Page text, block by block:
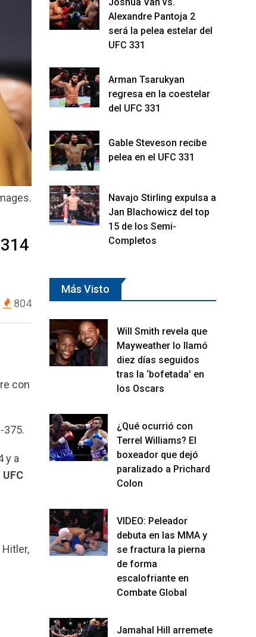
804
con
375.
y a
UFC
Alexandre Pantoja 2
será la pelea estelar del
UFC 331
Arman Tsarukyan
regresa en la coestelar
del UFC 331
Gable Steveson recibe
pelea en el UFC 331
Navajo Stirling expulsa a
Jan Blachowicz del top
15 de los Semi-
Completos
Más Visto
Will Smith revela que
Mayweather lo llamó
diez días seguidos
tras la ‘bofetada’ en
los Oscars
¿Qué ocurrió con
Terrel Williams? El
boxeador que dejó
paralizado a Prichard
Colon
VIDEO: Peleador
debuta en las MMA y
se fractura la pierna
de forma
escalofriante en
Combate Global
Jamahal Hill arremete